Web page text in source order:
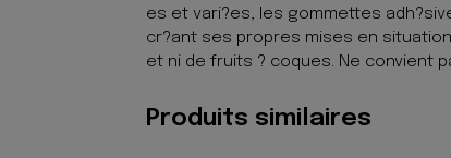
es et vari?es, les gommettes
cr?ant ses propres mises en
et ni de fruits ? coques. Ne convient
Produits similaires